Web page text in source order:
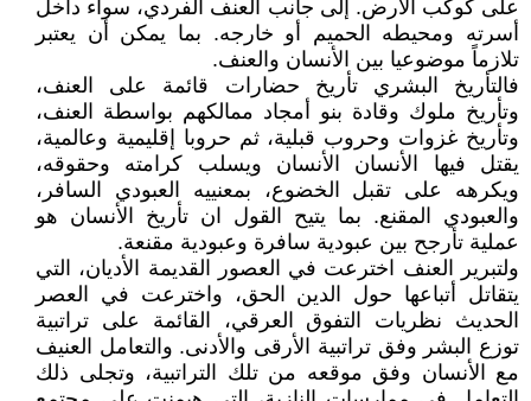
على كوكب الأرض. إلى جانب العنف الفردي، سواء داخل
أسرته ومحيطه الحميم أو خارجه. بما يمكن أن يعتبر
تلازماً موضوعيا بين الأنسان والعنف.
فالتأريخ البشري تأريخ حضارات قائمة على العنف،
وتأريخ ملوك وقادة بنو أمجاد ممالكهم بواسطة العنف،
وتأريخ غزوات وحروب قبلية، ثم حروبا إقليمية وعالمية،
يقتل فيها الأنسان الأنسان ويسلب كرامته وحقوقه،
ويكرهه على تقبل الخضوع، بمعنييه العبودي السافر،
والعبودي المقنع. بما يتيح القول ان تأريخ الأنسان هو
عملية تأرجح بين عبودية سافرة وعبودية مقنعة.
ولتبرير العنف اخترعت في العصور القديمة الأديان، التي
يتقاتل أتباعها حول الدين الحق، واخترعت في العصر
الحديث نظريات التفوق العرقي، القائمة على تراتبية
توزع البشر وفق تراتبية الأرقى والأدنى. والتعامل العنيف
مع الأنسان وفق موقعه من تلك التراتبية، وتجلى ذلك